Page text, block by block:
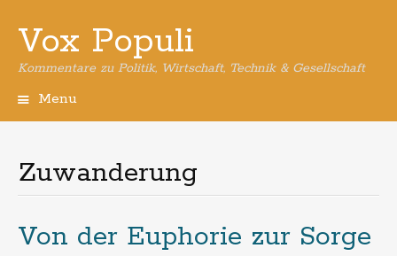
Vox Populi
Kommentare zu Politik, Wirtschaft, Technik & Gesellschaft
Menu
Zuwanderung
Von der Euphorie zur Sorge